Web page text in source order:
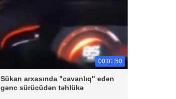
00:01:50
Sükan arxasında "cavanlıq" edən
gənc sürücüdən təhlükə